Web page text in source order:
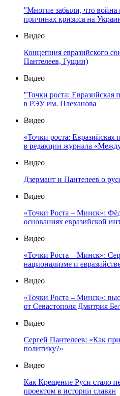
"Многие забыли, что война
причинах кризиса на
Видео
Концепция евразийского
Пантелеев, Гущин)
Видео
"Точки роста: Евразийская
в РЭУ им. Плеханова
Видео
«Точки роста: Евразийская
в редакции журнала
Видео
Дзермант и Пантелеев о
Видео
«Точки Роста – Минск»:
основаниях евразийской
Видео
«Точки Роста – Минск»:
национализме и
Видео
«Точки Роста – Минск»:
от Севастополя Дмитрия
Видео
Сергей Пантелеев: «Как
политику?»
Видео
Как Крещение Руси стало
проектом в истории славян